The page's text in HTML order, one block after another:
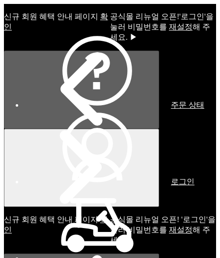
신규 회원 혜택 안내 페이지 확
인
공식몰 리뉴얼 오픈!ㅤ'로그인'을
눌러 비밀번호를 재설정해 주
세요. ▶
신규 회원 혜택 안내 페이지확
인
공식몰 리뉴얼 오픈! '로그인'을
눌러 비밀번호를 재설정해 주
세요.
주문 상태
로그인